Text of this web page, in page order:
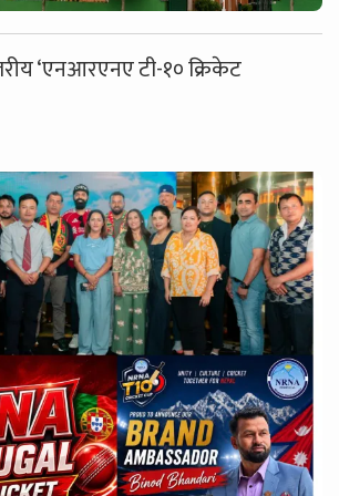
‘एनआरएनए टी-१० क्रिकेट